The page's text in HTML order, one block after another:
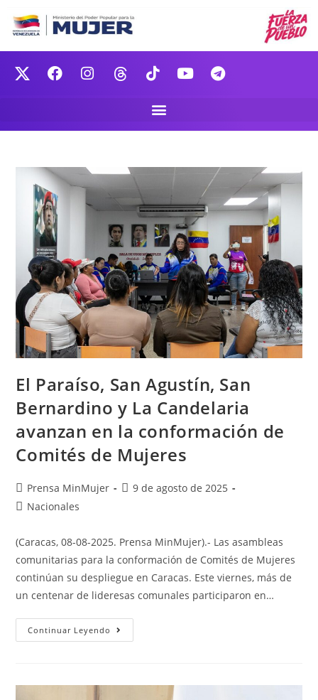
El Paraíso, San Agustín, San
Bernardino y La Candelaria
avanzan en la conformación de
Comités de Mujeres
Prensa MinMujer
9 de agosto de 2025
Nacionales
(Caracas, 08-08-2025. Prensa MinMujer).- Las asambleas
comunitarias para la conformación de Comités de Mujeres
continúan su despliegue en Caracas. Este viernes, más de
un centenar de lideresas comunales participaron en…
Continuar Leyendo